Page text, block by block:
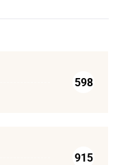
598
915